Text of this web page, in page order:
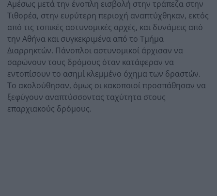
Αμέσως μετά την ένοπλη εισβολή στην τράπεζα στην
Τιθορέα, στην ευρύτερη περιοχή αναπτύχθηκαν, εκτός
από τις τοπικές αστυνομικές αρχές, και δυνάμεις από
την Αθήνα και συγκεκριμένα από το Τμήμα
Διαρρηκτών. Πάνοπλοι αστυνομικοί άρχισαν να
σαρώνουν τους δρόμους όταν κατάφεραν να
εντοπίσουν το ασημί κλεμμένο όχημα των δραστών.
Το ακολούθησαν, όμως οι κακοποιοί προσπάθησαν να
ξεφύγουν αναπτύσσοντας ταχύτητα στους
επαρχιακούς δρόμους.